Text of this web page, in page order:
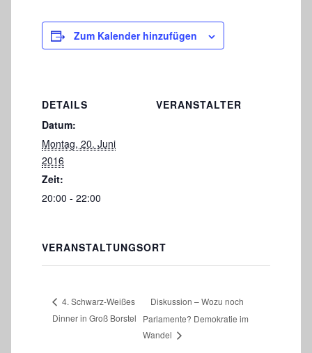
Zum Kalender hinzufügen
DETAILS
Datum:
Montag, 20. Juni
2016
Zeit:
20:00 - 22:00
VERANSTALTER
VERANSTALTUNGSORT
4. Schwarz-Weißes
Dinner in Groß Borstel
Diskussion – Wozu noch
Parlamente? Demokratie im
Wandel